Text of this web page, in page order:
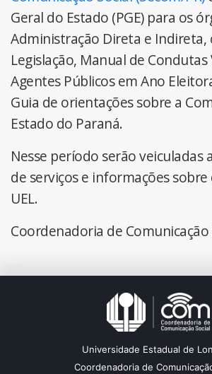
Geral do Estado (PGE) para os
Administração Direta e Indireta,
Legislação, Manual de Condutas
Agentes Públicos em Ano
Guia de orientações sobre a
Estado do Paraná.
Nesse período serão veiculadas
de serviços e informações
UEL.
Coordenadoria de Comunicação
Universidade Estadual de
Coordenadoria de